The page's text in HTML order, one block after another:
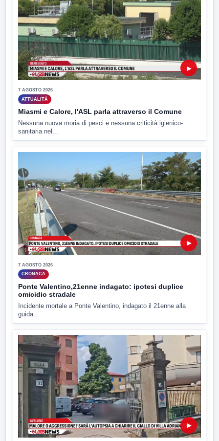
▶
7 AGOSTO 2026
ATTUALITÀ
Miasmi e Calore, l'ASL parla attraverso il Comune
Nessuna nuova moria di pesci e nessuna criticità igienico-
sanitaria nel...
▶
7 AGOSTO 2026
CRONACA
Ponte Valentino,21enne indagato: ipotesi duplice
omicidio stradale
Incidente mortale a Ponte Valentino, indagato il 21enne alla
guida...
▶